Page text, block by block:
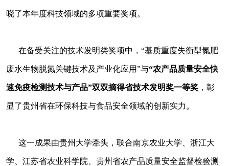
晓了本年度科技领域的多项重要奖项。
在备受关注的技术发明类奖项中，“基质重度失衡型氮肥
废水生物脱氮关键技术及产业化应用”与“农产品质量安全快
速免疫检测技术与产品”双双摘得省技术发明奖一等奖 ，彰
显了贵州省在环保科技与食品安全领域的创新实力。
这一成果由贵州大学牵头，联合南京农业大学、浙江大
学、江苏省农业科学院、贵州省农产品质量安全监督检验测